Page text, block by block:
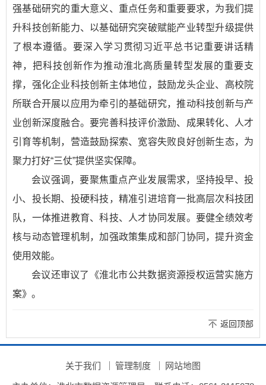
强基础研究的重大意义、重点任务和重要要求，为我们提
升科技创新能力、以基础研究突破赋能产业转型升级提供
了根本遵循。要深入学习贯彻习近平总书记重要讲话精
神，把科技创新作为推动淮北高质量转型发展的重要支
撑，强化企业科技创新主体地位，鼓励龙头企业、高校院
所联合开展以应用为牵引的基础研究，推动科技创新与产
业创新深度融合。要完善科技评价激励、成果转化、人才
引育等机制，营造鼓励探索、宽容失败良好创新生态，为
聚力打好“三仗”提供坚实保障。
会议强调，要聚焦重点产业发展需求，坚持投早、投
小、投长期、投硬科技，精准引进培育一批高层次科技团
队，一体推进教育、科技、人才协同发展。要健全绩效考
核与动态管理机制，加强政策集成和部门协同，提升资金
使用效能。
会议还审议了《淮北市公共数据资源授权运营实施方
案》。
返回顶部
关于我们 管理制度 网站地图